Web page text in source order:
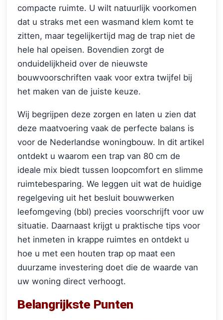
compacte ruimte. U wilt natuurlijk voorkomen
dat u straks met een wasmand klem komt te
zitten, maar tegelijkertijd mag de trap niet de
hele hal opeisen. Bovendien zorgt de
onduidelijkheid over de nieuwste
bouwvoorschriften vaak voor extra twijfel bij
het maken van de juiste keuze.
Wij begrijpen deze zorgen en laten u zien dat
deze maatvoering vaak de perfecte balans is
voor de Nederlandse woningbouw. In dit artikel
ontdekt u waarom een trap van 80 cm de
ideale mix biedt tussen loopcomfort en slimme
ruimtebesparing. We leggen uit wat de huidige
regelgeving uit het besluit bouwwerken
leefomgeving (bbl) precies voorschrijft voor uw
situatie. Daarnaast krijgt u praktische tips voor
het inmeten in krappe ruimtes en ontdekt u
hoe u met een houten trap op maat een
duurzame investering doet die de waarde van
uw woning direct verhoogt.
Belangrijkste Punten